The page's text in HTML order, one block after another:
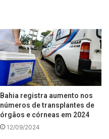
Bahia registra aumento nos
números de transplantes de
órgãos e córneas em 2024
12/09/2024